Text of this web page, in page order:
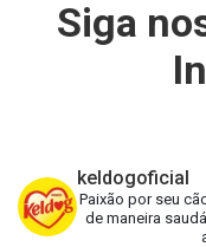
Siga
keldogoficial
Paixão por seu
de maneira